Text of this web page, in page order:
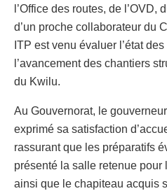
l’Office des routes, de
d’un proche collaborateur du
ITP est venu évaluer l’état
l’avancement des chantiers
du Kwilu.
Au Gouvernorat, le
exprimé sa satisfaction
rassurant que les préparatifs
présenté la salle retenue
ainsi que le chapiteau acquis